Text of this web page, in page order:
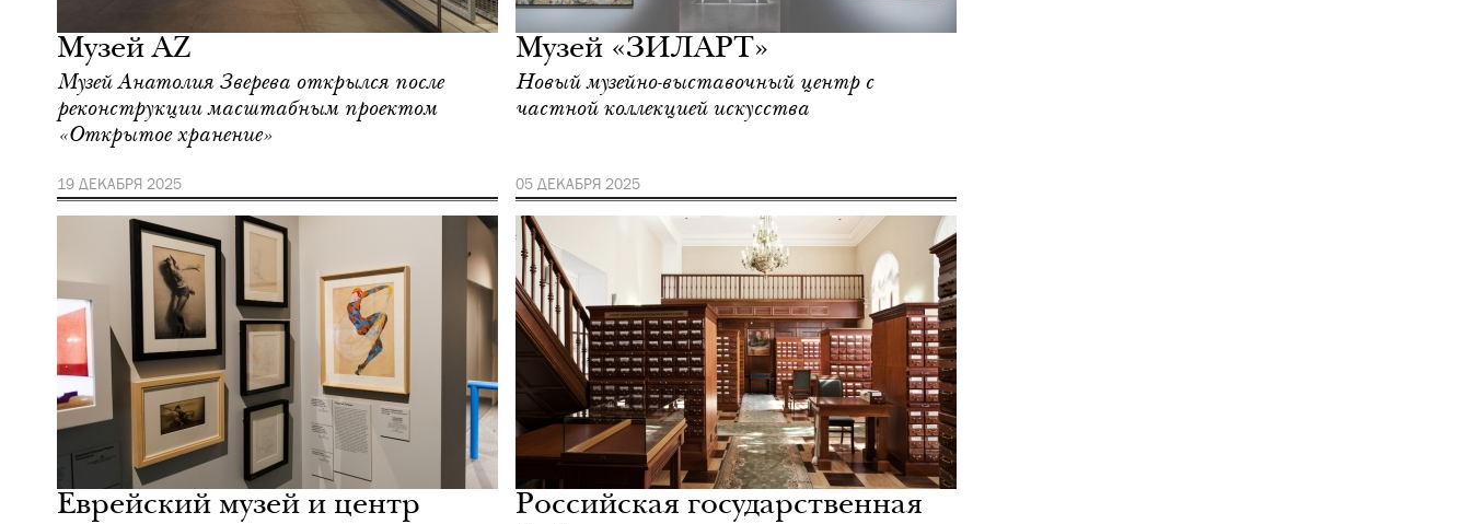
Музей AZ
Музей Анатолия Зверева открылся после
реконструкции масштабным проектом
«Открытое хранение»
19 ДЕКАБРЯ 2025
Музей «ЗИЛАРТ»
Новый музейно-выставочный центр с
частной коллекцией искусства
05 ДЕКАБРЯ 2025
Еврейский музей и центр
Культура
Москва
Российская государственная